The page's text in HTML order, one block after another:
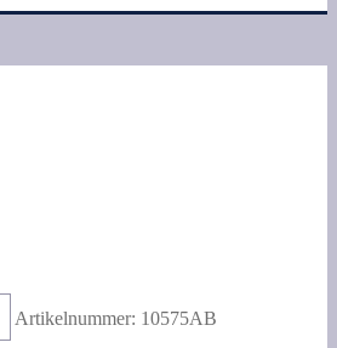
Artikelnummer: 10575AB